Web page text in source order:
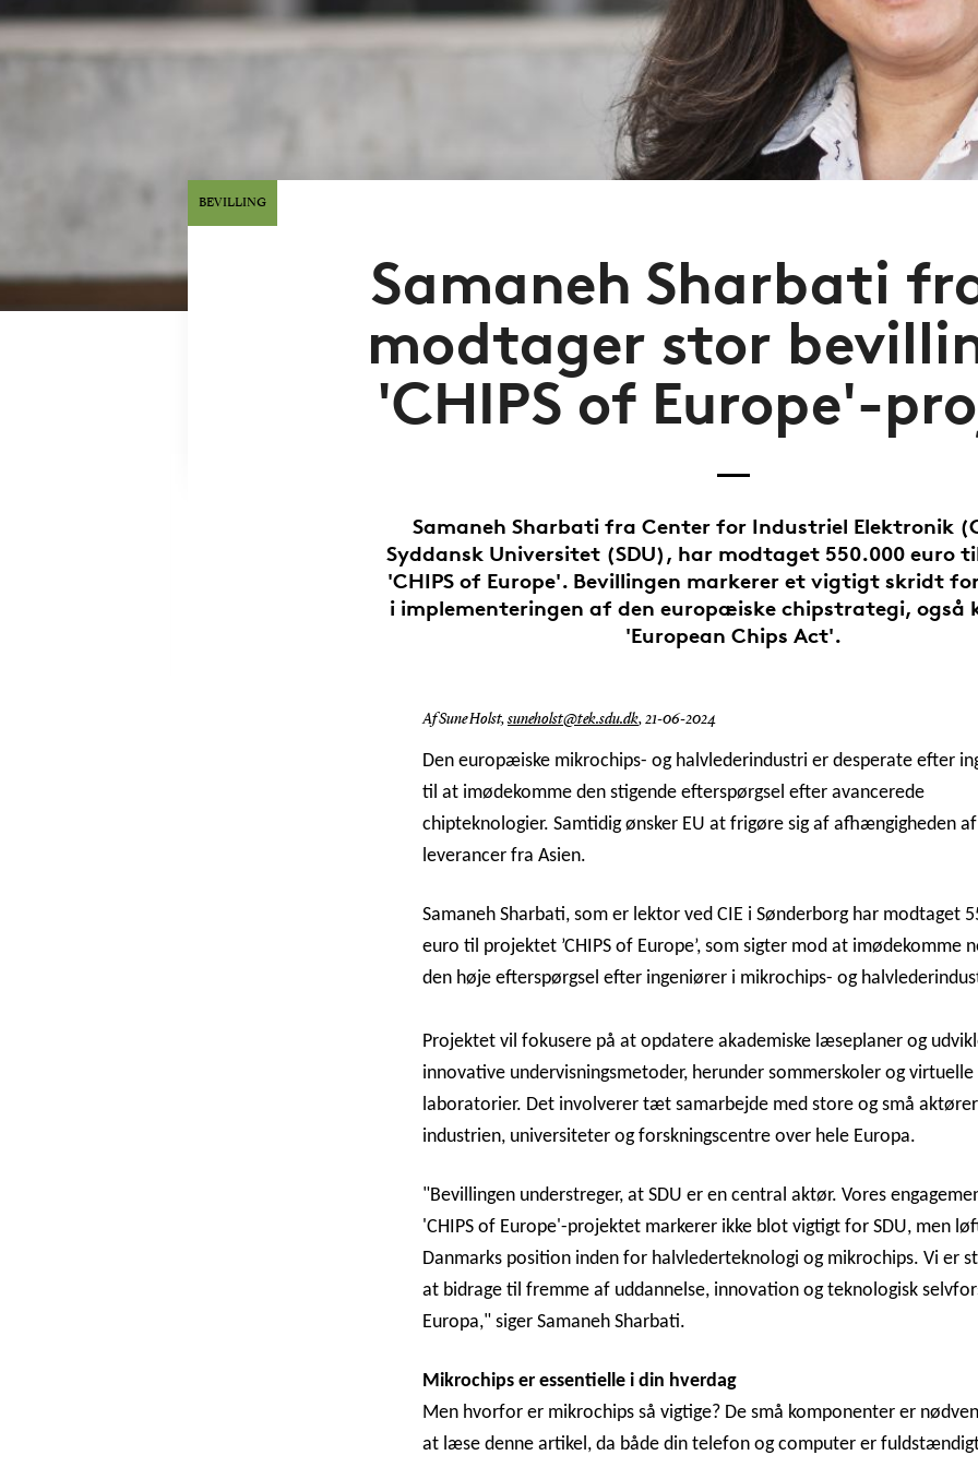
BEVILLING
Samaneh Sharbati
modtager stor
'CHIPS of Europe'-
Samaneh Sharbati fra Center for Industriel Elektronik
Syddansk Universitet (SDU), har modtaget 550.000 euro
'CHIPS of Europe'. Bevillingen markerer et vigtigt skridt
i implementeringen af den europæiske chipstrategi, også
'European Chips Act'.
Af Sune Holst, suneholst@tek.sdu.dk, 21-06-2024
Den europæiske mikrochips- og halvlederindustri er desperate efter
til at imødekomme den stigende efterspørgsel efter avancerede
chipteknologier. Samtidig ønsker EU at frigøre sig af afhængigheden
leverancer fra Asien.
Samaneh Sharbati, som er lektor ved CIE i Sønderborg har modtaget
euro til projektet ’CHIPS of Europe’, som sigter mod at imødekomme
den høje efterspørgsel efter ingeniører i mikrochips- og
Projektet vil fokusere på at opdatere akademiske læseplaner og
innovative undervisningsmetoder, herunder sommerskoler og virtuelle
laboratorier. Det involverer tæt samarbejde med store og små
industrien, universiteter og forskningscentre over hele Europa.
"Bevillingen understreger, at SDU er en central aktør. Vores
'CHIPS of Europe'-projektet markerer ikke blot vigtigt for SDU, men
Danmarks position inden for halvlederteknologi og mikrochips. Vi er
at bidrage til fremme af uddannelse, innovation og teknologisk
Europa," siger Samaneh Sharbati.
Mikrochips er essentielle i din hverdag
Men hvorfor er mikrochips så vigtige? De små komponenter er
at læse denne artikel, da både din telefon og computer er